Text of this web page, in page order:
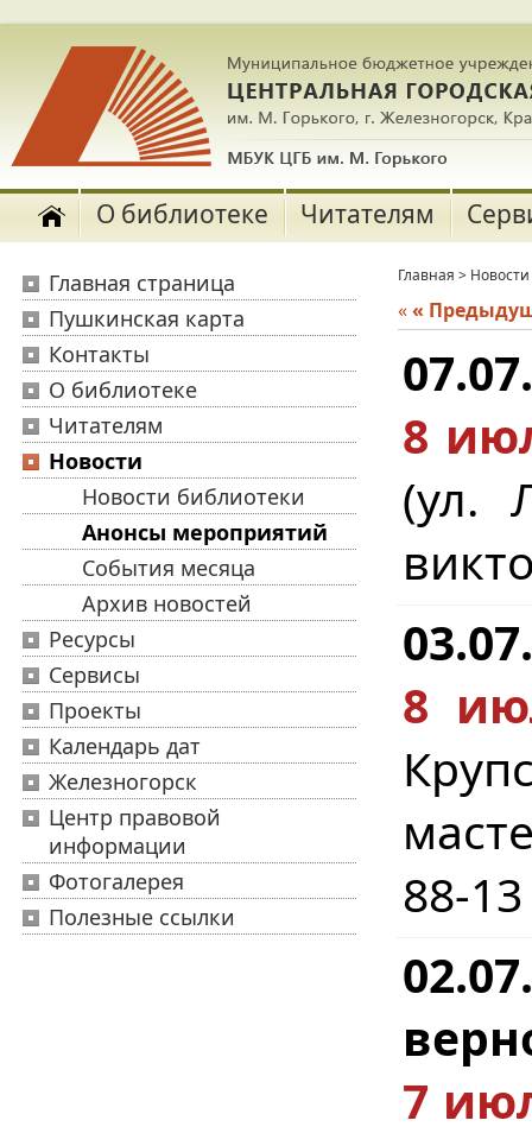
О библиотеке Читателям
Главная страница
Пушкинская карта
Контакты
О библиотеке
Читателям
Новости
Новости библиотеки
Анонсы мероприятий
События месяца
Архив новостей
Ресурсы
Сервисы
Проекты
Календарь дат
Железногорск
Центр правовой
информации
Фотогалерея
Полезные ссылки
Главная > Новости
««
8
(ул.
8
88-13
7